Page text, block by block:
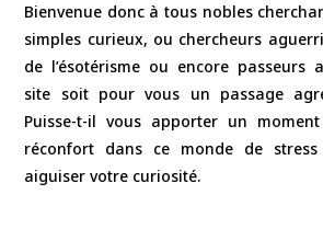
Bienvenue donc à tous nobles
simples curieux, ou chercheurs
de l’ésotérisme ou encore passeurs
site soit pour vous un passage
Puisse-t-il vous apporter un
réconfort dans ce monde de
aiguiser votre curiosité.